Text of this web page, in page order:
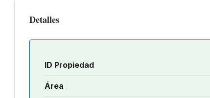
Detalles
ID Propiedad
Área